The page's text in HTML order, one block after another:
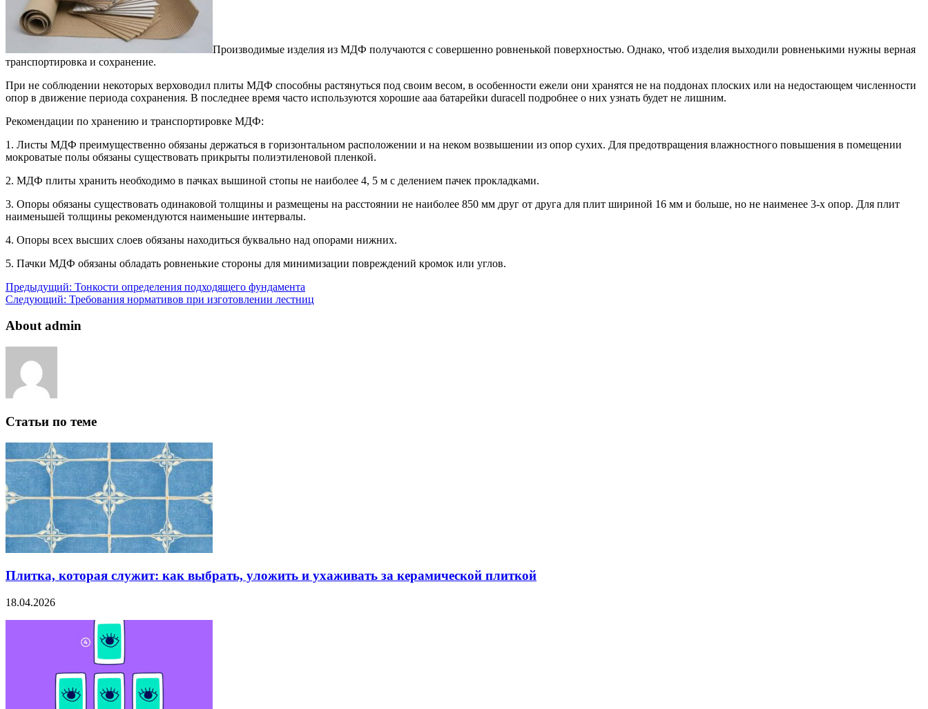
Производимые изделия из МДФ получаются с совершенно ровненькой поверхностью. Однако, чтоб изделия выходили ровненькими нужны верная
транспортировка и сохранение.
При не соблюдении некоторых верховодил плиты МДФ способны растянуться под своим весом, в особенности ежели они хранятся не на поддонах плоских или на недостающем численности
опор в движение периода сохранения. В последнее время часто используются хорошие aaa батарейки duracell подробнее о них узнать будет не лишним.
Рекомендации по хранению и транспортировке МДФ:
1. Листы МДФ преимущественно обязаны держаться в горизонтальном расположении и на неком возвышении из опор сухих. Для предотвращения влажностного повышения в помещении
мокроватые полы обязаны существовать прикрыты полиэтиленовой пленкой.
2. МДФ плиты хранить необходимо в пачках вышиной стопы не наиболее 4, 5 м с делением пачек прокладками.
3. Опоры обязаны существовать одинаковой толщины и размещены на расстоянии не наиболее 850 мм друг от друга для плит шириной 16 мм и больше, но не наименее 3-х опор. Для плит
наименьшей толщины рекомендуются наименьшие интервалы.
4. Опоры всех высших слоев обязаны находиться буквально над опорами нижних.
5. Пачки МДФ обязаны обладать ровненькие стороны для минимизации повреждений кромок или углов.
Предыдущий: Тонкости определения подходящего фундамента
Следующий: Требования нормативов при изготовлении лестниц
About admin
Статьи по теме
Плитка, которая служит: как выбрать, уложить и ухаживать за керамической плиткой
18.04.2026